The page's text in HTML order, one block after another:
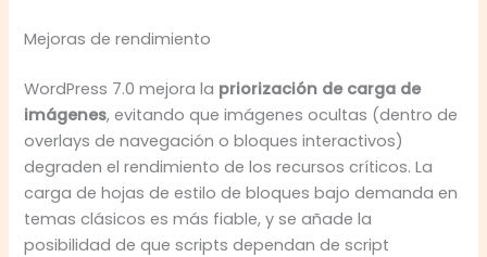
Mejoras de rendimiento
WordPress 7.0 mejora la priorización de carga de
imágenes, evitando que imágenes ocultas (dentro de
overlays de navegación o bloques interactivos)
degraden el rendimiento de los recursos críticos. La
carga de hojas de estilo de bloques bajo demanda en
temas clásicos es más fiable, y se añade la
posibilidad de que scripts dependan de script